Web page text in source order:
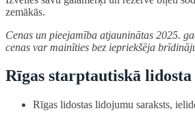
zemākās.
Cenas un pieejamība atjauninātas 2025.
cenas var mainīties bez iepriekšēja
Rīgas starptautiskā lidosta
Rīgas lidostas lidojumu saraksts,